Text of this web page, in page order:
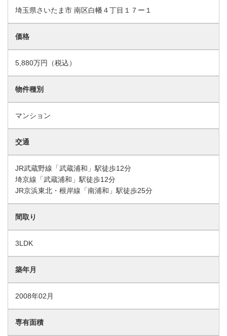
埼玉県さいたま市 南区白幡４丁目１７ー１
価格
5,880万円（税込）
物件種別
マンション
交通
JR武蔵野線「武蔵浦和」駅徒歩12分
埼京線「武蔵浦和」駅徒歩12分
JR京浜東北・根岸線「南浦和」駅徒歩25分
間取り
3LDK
築年月
2008年02月
専有面積